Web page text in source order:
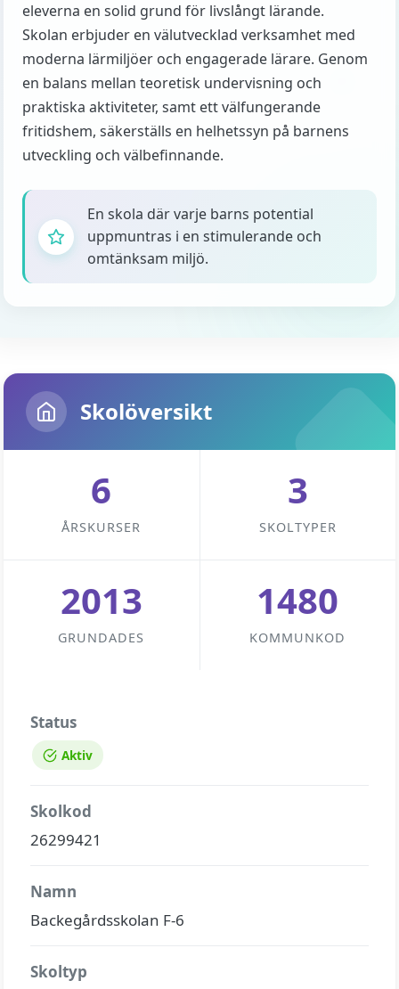
eleverna en solid grund för livslångt lärande.
Skolan erbjuder en välutvecklad verksamhet med
moderna lärmiljöer och engagerade lärare. Genom
en balans mellan teoretisk undervisning och
praktiska aktiviteter, samt ett välfungerande
fritidshem, säkerställs en helhetssyn på barnens
utveckling och välbefinnande.
En skola där varje barns potential
uppmuntras i en stimulerande och
omtänksam miljö.
Skolöversikt
6
ÅRSKURSER
3
SKOLTYPER
2013
GRUNDADES
1480
KOMMUNKOD
Status
Aktiv
Skolkod
26299421
Namn
Backegårdsskolan F-6
Skoltyp